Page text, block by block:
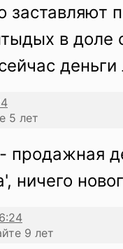
заставляют
в доле
деньги
5 лет
продажная
ничего
9 лет